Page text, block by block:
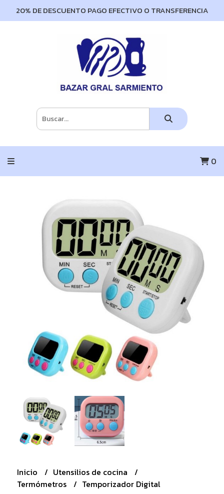
20% DE DESCUENTO PAGO EFECTIVO O TRANSFERENCIA
0
Inicio
Utensilios de cocina
Termómetros
Temporizador Digital